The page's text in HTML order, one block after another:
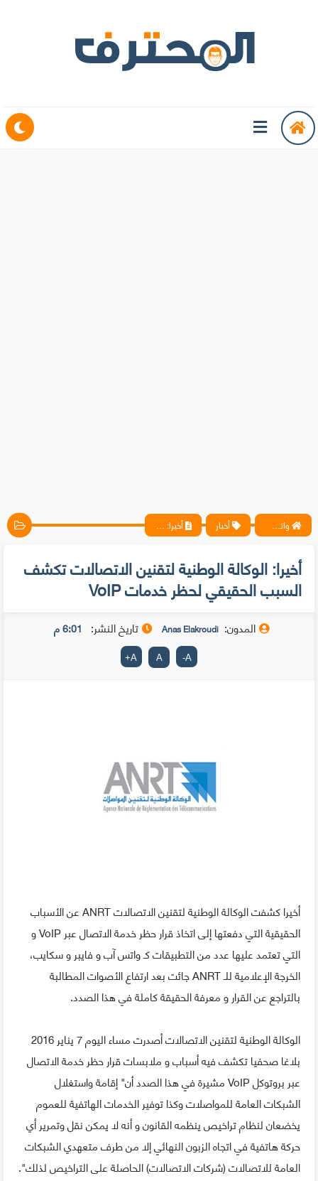
واتس آب ، فيسبوك ، أنترنت ، شروحات تقنية حصرية - المحترف أخبار أخيرا: الوكالة الوطنية لتقنين الاتصالات تكشف السبب الحقيقي لحظر خدمات VoIP
أخيرا: الوكالة الوطنية لتقنين الاتصالات تكشف
السبب الحقيقي لحظر خدمات VoIP
المدون: Anas Elakroudi تاريخ النشر: 6:01 م
A
-
A
A
+
أخيرا كشفت الوكالة الوطنية لتقنين الاتصالات ANRT عن الأسباب
الحقيقية التي دفعتها إلى اتخاذ قرار حظر خدمة الاتصال عبر VoIP و
التي تعتمد عليها عدد من التطبيقات كـ واتس آب و فايبر و سكايب،
الخرجة الإعلامية للـ ANRT جائت بعد ارتفاع الأصوات المطالبة
بالتراجع عن القرار و معرفة الحقيقة كاملة في هذا الصدد.
الوكالة الوطنية لتقنين الاتصالات أصدرت مساء اليوم 7 يناير 2016
بلاغا صحفيا تكشف فيه أسباب و ملابسات قرار حظر خدمة الاتصال
عبر بروتوكل VoIP مشيرة في هذا الصدد أن" إقامة واستغلال
الشبكات العامة للمواصلات وكذا توفير الخدمات الهاتفية للعموم
يخضعان لنظام تراخيص ينظمه القانون و أنه لا يمكن نقل وتمرير أي
حركة هاتفية في اتجاه الزبون النهائي إلا من طرف متعهدي الشبكات
العامة للاتصالات (شركات الاتصالات) الحاصلة على التراخيص لذلك".